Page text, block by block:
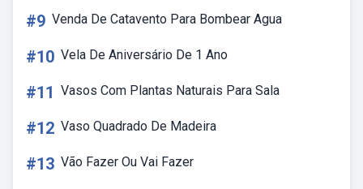
#9 Venda De Catavento Para Bombear Agua
#10 Vela De Aniversário De 1 Ano
#11 Vasos Com Plantas Naturais Para Sala
#12 Vaso Quadrado De Madeira
#13 Vão Fazer Ou Vai Fazer